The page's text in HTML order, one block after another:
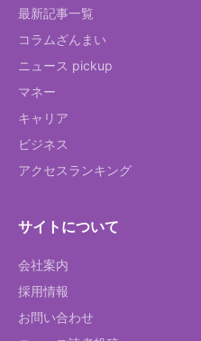
最新記事一覧
コラムざんまい
ニュース pickup
マネー
キャリア
ビジネス
アクセスランキング
サイトについて
会社案内
採用情報
お問い合わせ